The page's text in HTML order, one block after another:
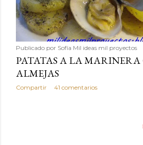
Publicado por Sofía Mil ideas mil proyectos
PATATAS A LA MARINERA
ALMEJAS
Compartir 41 comentarios